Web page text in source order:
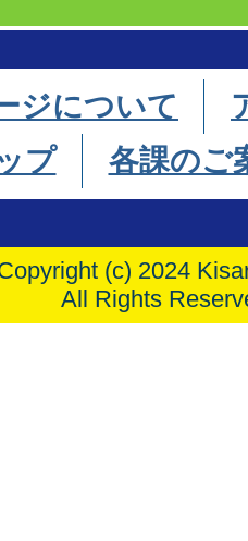
ジについて
プ
各課のご
(c) 2024
All Rights